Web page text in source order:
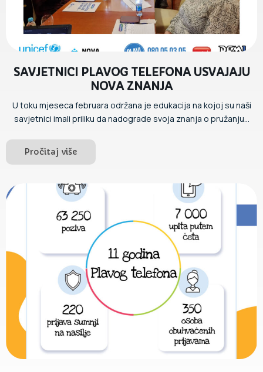
SAVJETNICI PLAVOG TELEFONA USVAJAJU
NOVA ZNANJA
U toku mjeseca februara održana je edukacija na kojoj su naši
savjetnici imali priliku da nadograde svoja znanja o pružanju...
Pročitaj više